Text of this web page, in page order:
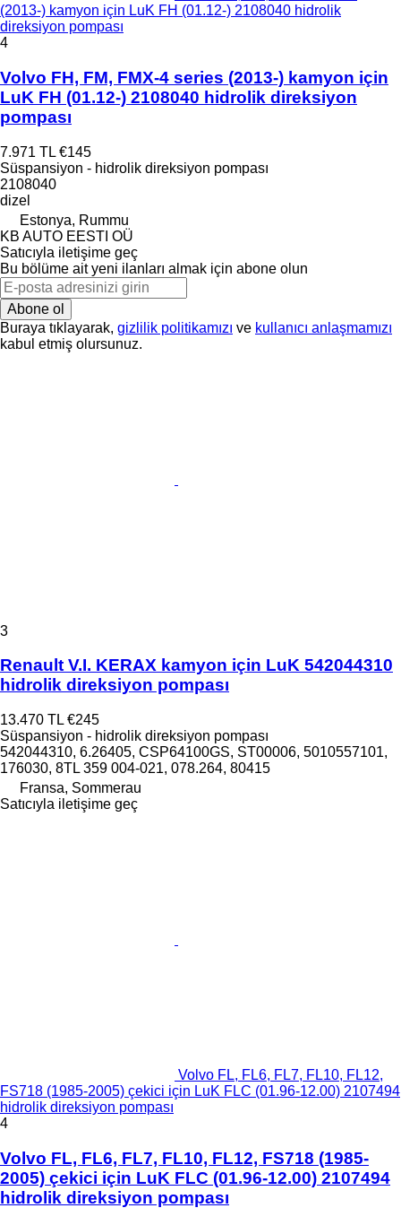
(2013-) kamyon için LuK FH (01.12-) 2108040 hidrolik
direksiyon pompası
4
Volvo FH, FM, FMX-4 series (2013-) kamyon için
LuK FH (01.12-) 2108040 hidrolik direksiyon
pompası
7.971 TL €145
Süspansiyon - hidrolik direksiyon pompası
2108040
dizel
Estonya, Rummu
KB AUTO EESTI OÜ
Satıcıyla iletişime geç
Bu bölüme ait yeni ilanları almak için abone olun
Abone ol
Buraya tıklayarak, gizlilik politikamızı ve kullanıcı anlaşmamızı
kabul etmiş olursunuz.
3
Renault V.I. KERAX kamyon için LuK 542044310
hidrolik direksiyon pompası
13.470 TL €245
Süspansiyon - hidrolik direksiyon pompası
542044310, 6.26405, CSP64100GS, ST00006, 5010557101,
176030, 8TL 359 004-021, 078.264, 80415
Fransa, Sommerau
Satıcıyla iletişime geç
Volvo FL, FL6, FL7, FL10, FL12,
FS718 (1985-2005) çekici için LuK FLC (01.96-12.00) 2107494
hidrolik direksiyon pompası
4
Volvo FL, FL6, FL7, FL10, FL12, FS718 (1985-
2005) çekici için LuK FLC (01.96-12.00) 2107494
hidrolik direksiyon pompası